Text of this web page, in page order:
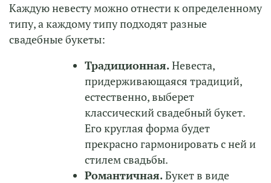
Каждую невесту можно отнести к определенному
типу, а каждому типу подходят разные
свадебные букеты:
Традиционная.Невеста,
придерживающаяся традиций,
естественно, выберет
классический свадебный букет.
Его круглая форма будет
прекрасно гармонировать с ней и
стилем свадьбы.
Романтичная.Букет в виде